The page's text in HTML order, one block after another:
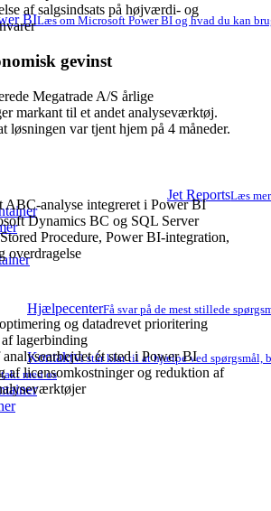
BILæs om Microsoft Power BI og hvad du kan
Jet ReportsLæs
HjælpecenterFå svar på de mest stillede
KontaktVi står klar til at hjælpe ved spørgsmål,
med os
af salgsindsats på højværdi- og
gevinst
Megatrade A/S årlige
markant til et andet analyseværktøj.
løsningen var tjent hjem på 4 måneder.
ABC-analyse integreret i Power BI
Dynamics BC og SQL Server
Procedure, Power BI-integration,
overdragelse
og datadrevet prioritering
lagerbinding
ét sted i Power BI
af licensomkostninger og reduktion af